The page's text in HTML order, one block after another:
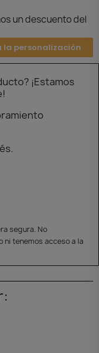
un descuento del
la personalización
¡Estamos
segura. No
tenemos acceso a la